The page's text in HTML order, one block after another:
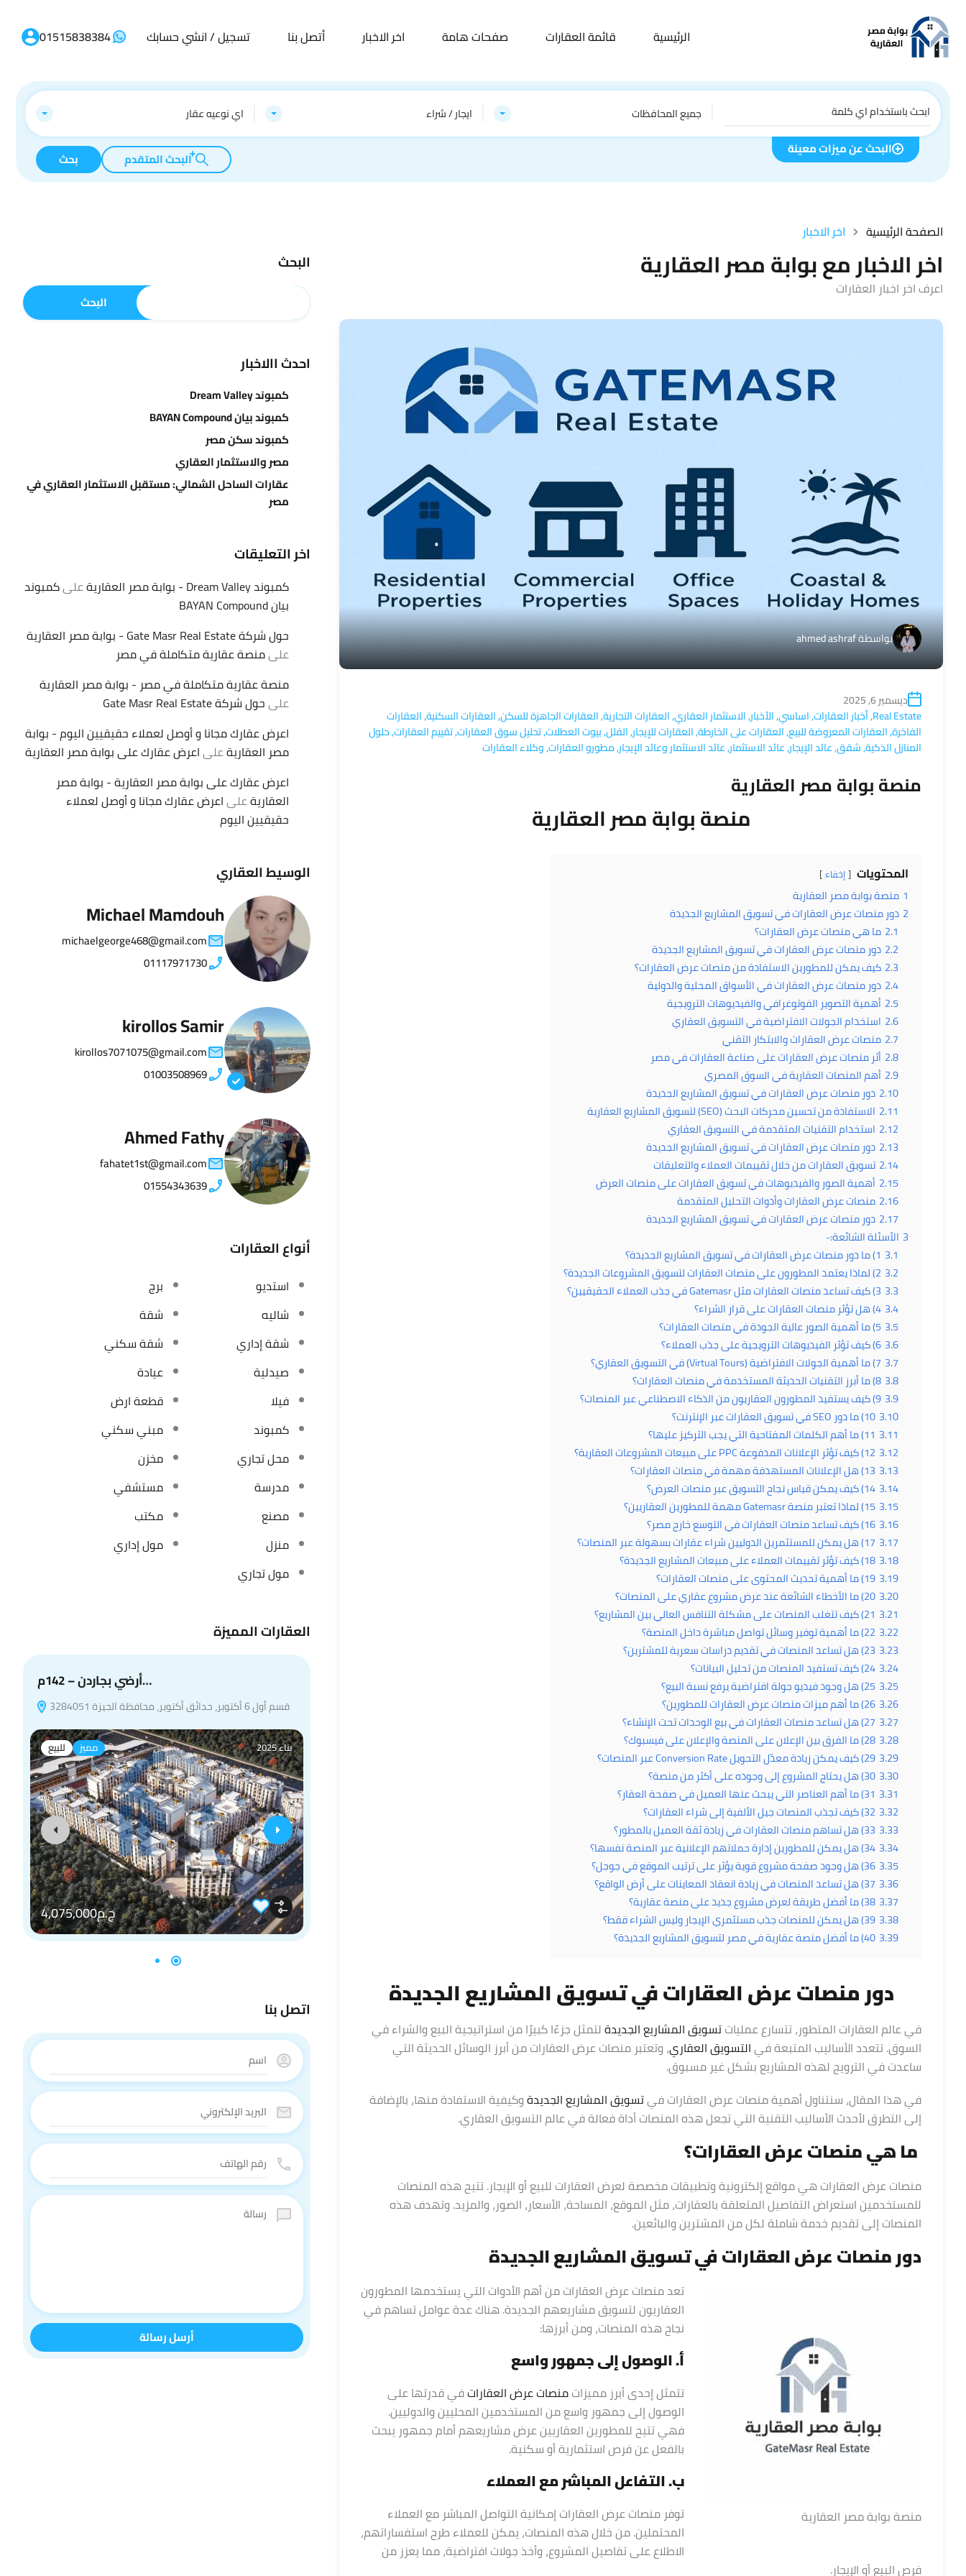
الرئيسية قائمة العقارات صفحات هامة اخر الاخبار أتصل بنا تسجيل / انشي حسابك 01515838384
جميع المحافظات ايجار / شراء اي نوعيه عقار
البحث عن ميزات معينة
البحث المتقدم بحث
الصفحة الرئيسية اخر الاخبار
اخر الاخبار مع بوابة مصر العقارية
اعرف اخر اخبار العقارات
بواسطةahmed ashraf
ديسمبر 6, 2025
Real Estate
,أخبار العقارات,اساسي,الأخبار,الاستثمار العقاري,العقارات التجارية,العقارات الجاهزة للسكن,العقارات السكنية,العقارات
الفاخرة,العقارات المعروضة للبيع,العقارات على الخارطة,العقارات للإيجار,الفلل,بيوت العطلات,تحليل سوق العقارات,تقييم العقارات,حلول
المنازل الذكية,شقق,عائد الإيجار,عائد الاستثمار,عائد الاستثمار وعائد الإيجار,مطورو العقارات,وكلاء العقارات
منصة بوابة مصر العقارية
منصة بوابة مصر العقارية
المحتويات إخفاء
1 منصة بوابة مصر العقارية
2 دور منصات عرض العقارات في تسويق المشاريع الجديدة
2.1 ما هي منصات عرض العقارات؟
2.2 دور منصات عرض العقارات في تسويق المشاريع الجديدة
2.3 كيف يمكن للمطورين الاستفادة من منصات عرض العقارات؟
2.4 دور منصات عرض العقارات في الأسواق المحلية والدولية
2.5 أهمية التصوير الفوتوغرافي والفيديوهات الترويجية
2.6 استخدام الجولات الافتراضية في التسويق العقاري
2.7 منصات عرض العقارات والابتكار التقني
2.8 أثر منصات عرض العقارات على صناعة العقارات في مصر
2.9 أهم المنصات العقارية في السوق المصري
2.10 دور منصات عرض العقارات في تسويق المشاريع الجديدة
2.11 الاستفادة من تحسين محركات البحث (SEO) لتسويق المشاريع العقارية
2.12 استخدام التقنيات المتقدمة في التسويق العقاري
2.13 دور منصات عرض العقارات في تسويق المشاريع الجديدة
2.14 تسويق العقارات من خلال تقييمات العملاء والتعليقات
2.15 أهمية الصور والفيديوهات في تسويق العقارات على منصات العرض
2.16 منصات عرض العقارات وأدوات التحليل المتقدمة
2.17 دور منصات عرض العقارات في تسويق المشاريع الجديدة
3 الأسئلة الشائعة:-
3.1 1) ما دور منصات عرض العقارات في تسويق المشاريع الجديدة؟
3.2 2) لماذا يعتمد المطورون على منصات العقارات لتسويق المشروعات الجديدة؟
3.3 3) كيف تساعد منصات العقارات مثل Gatemasr في جذب العملاء الحقيقيين؟
3.4 4) هل تؤثر منصات العقارات على قرار الشراء؟
3.5 5) ما أهمية الصور عالية الجودة في منصات العقارات؟
3.6 6) كيف تؤثر الفيديوهات الترويجية على جذب العملاء؟
3.7 7) ما أهمية الجولات الافتراضية (Virtual Tours) في التسويق العقاري؟
3.8 8) ما أبرز التقنيات الحديثة المستخدمة في منصات العقارات؟
3.9 9) كيف يستفيد المطورون العقاريون من الذكاء الاصطناعي عبر المنصات؟
3.10 10) ما دور SEO في تسويق العقارات عبر الإنترنت؟
3.11 11) ما أهم الكلمات المفتاحية التي يجب التركيز عليها؟
3.12 12) كيف تؤثر الإعلانات المدفوعة PPC على مبيعات المشروعات العقارية؟
3.13 13) هل الإعلانات المستهدفة مهمة في منصات العقارات؟
3.14 14) كيف يمكن قياس نجاح التسويق عبر منصات العرض؟
3.15 15) لماذا تعتبر منصة Gatemasr مهمة للمطورين العقاريين؟
3.16 16) كيف تساعد منصات العقارات في التوسع خارج مصر؟
3.17 17) هل يمكن للمستثمرين الدوليين شراء عقارات بسهولة عبر المنصات؟
3.18 18) كيف تؤثر تقييمات العملاء على مبيعات المشاريع الجديدة؟
3.19 19) ما أهمية تحديث المحتوى على منصات العقارات؟
3.20 20) ما الأخطاء الشائعة عند عرض مشروع عقاري على المنصات؟
3.21 21) كيف تتغلب المنصات على مشكلة التنافس العالي بين المشاريع؟
3.22 22) ما أهمية توفير وسائل تواصل مباشرة داخل المنصة؟
3.23 23) هل تساعد المنصات في تقديم دراسات سعرية للمشترين؟
3.24 24) كيف تستفيد المنصات من تحليل البيانات؟
3.25 25) هل وجود فيديو جولة افتراضية يرفع نسبة البيع؟
3.26 26) ما أهم ميزات منصات عرض العقارات للمطورين؟
3.27 27) هل تساعد منصات العقارات في بيع الوحدات تحت الإنشاء؟
3.28 28) ما الفرق بين الإعلان على المنصة والإعلان على فيسبوك؟
3.29 29) كيف يمكن زيادة معدّل التحويل Conversion Rate عبر المنصات؟
3.30 30) هل يحتاج المشروع إلى وجوده على أكثر من منصة؟
3.31 31) ما أهم العناصر التي يبحث عنها العميل في صفحة العقار؟
3.32 32) كيف تجذب المنصات جيل الألفية إلى شراء العقارات؟
3.33 33) هل تساهم منصات العقارات في زيادة ثقة العميل بالمطور؟
3.34 34) هل يمكن للمطورين إدارة حملاتهم الإعلانية عبر المنصة نفسها؟
3.35 36) هل وجود صفحة مشروع قوية يؤثر على ترتيب الموقع في جوجل؟
3.36 37) هل تساعد المنصات في زيادة انعقاد المعاينات على أرض الواقع؟
3.37 38) ما أفضل طريقة لعرض مشروع جديد على منصة عقارية؟
3.38 39) هل يمكن للمنصات جذب مستثمري الإيجار وليس الشراء فقط؟
3.39 40) ما أفضل منصة عقارية في مصر لتسويق المشاريع الجديدة؟
دور منصات عرض العقارات في تسويق المشاريع الجديدة
في عالم العقارات المتطور، تتسارع عملياتتسويق المشاريع الجديدةلتمثل جزءًا كبيرًا من استراتيجية البيع والشراء في
السوق. تتعدد الأساليب المتبعة فيالتسويق العقاري، وتعتبر منصات عرض العقارات من أبرز الوسائل الحديثة التي
ساعدت في الترويج لهذه المشاريع بشكل غير مسبوق.
في هذا المقال، سنتناول أهمية منصات عرض العقارات فيتسويق المشاريع الجديدةوكيفية الاستفادة منها، بالإضافة
إلى التطرق لأحدث الأساليب التقنية التي تجعل هذه المنصات أداة فعالة في عالم التسويق العقاري.
ما هي منصات عرض العقارات؟
منصات عرض العقارات هي مواقع إلكترونية وتطبيقات مخصصة لعرض العقارات للبيع أو الإيجار. تتيح هذه المنصات
للمستخدمين استعراض التفاصيل المتعلقة بالعقارات، مثل الموقع، المساحة، الأسعار، الصور، والمزيد. وتهدف هذه
المنصات إلى تقديم خدمة شاملة لكل من المشترين والبائعين.
دور منصات عرض العقارات في تسويق المشاريع الجديدة
منصة بوابة مصر العقارية
تعد منصات عرض العقارات من أهم الأدوات التي يستخدمها المطورون
العقاريون لتسويق مشاريعهم الجديدة. هناك عدة عوامل تساهم في
نجاح هذه المنصات، ومن أبرزها:
أ. الوصول إلى جمهور واسع
تتمثل إحدى أبرز مميزاتمنصات عرض العقاراتفي قدرتها على
الوصول إلى جمهور واسع من المستخدمين المحليين والدوليين.
فهي تتيح للمطورين العقاريين عرض مشاريعهم أمام جمهور يبحث
بالفعل عن فرص استثمارية أو سكنية.
ب. التفاعل المباشر مع العملاء
توفر منصات عرض العقارات إمكانية التواصل المباشر مع العملاء
المحتملين. من خلال هذه المنصات، يمكن للعملاء طرح استفساراتهم،
الاطلاع على تفاصيل المشروع، وأخذ جولات افتراضية، مما يعزز من
فرص البيع أو الإيجار.
البحث
البحث
احدث االاخبار
كمبوند Dream Valley
كمبوند بيان BAYAN Compound
كمبوند سكن مصر
مصر والاستثمار العقاري
عقارات الساحل الشمالي: مستقبل الاستثمار العقاري في
مصر
اخر التعليقات
كمبوند Dream Valley - بوابة مصر العقارية علىكمبوند
بيان BAYAN Compound
حول شركة Gate Masr Real Estate - بوابة مصر العقارية
علىمنصة عقارية متكاملة في مصر
منصة عقارية متكاملة في مصر - بوابة مصر العقارية
علىحول شركة Gate Masr Real Estate
اعرض عقارك مجانا و أوصل لعملاء حقيقيين اليوم - بوابة
مصر العقاريةعلىاعرض عقارك على بوابة مصر العقارية
اعرض عقارك على بوابة مصر العقارية - بوابة مصر
العقاريةعلىاعرض عقارك مجانا و أوصل لعملاء
حقيقيين اليوم
الوسيط العقاري
Michael Mamdouh
michaelgeorge468@gmail.com
01117971730
kirollos Samir
kirollos7071075@gmail.com
01003508969
Ahmed Fathy
fahatet1st@gmail.com
01554343639
أنواع العقارات
استديو
برج
شاليه
شقة
شقة إداري
شقة سكني
صيدلية
عيادة
فيلا
قطعة ارض
كمبوند
مبني سكني
محل تجاري
مخزن
مدرسة
مستشفي
مصنع
مكتب
منزل
مول إداري
مول تجاري
العقارات المميزة
أرضي بجاردن – 142م…
قسم أول 6 أكتوبر، حدائق أكتوبر، محافظة الجيزة 3284051
للبيع مميز بناء 2025
ج.م4,075,000
اتصل بنا